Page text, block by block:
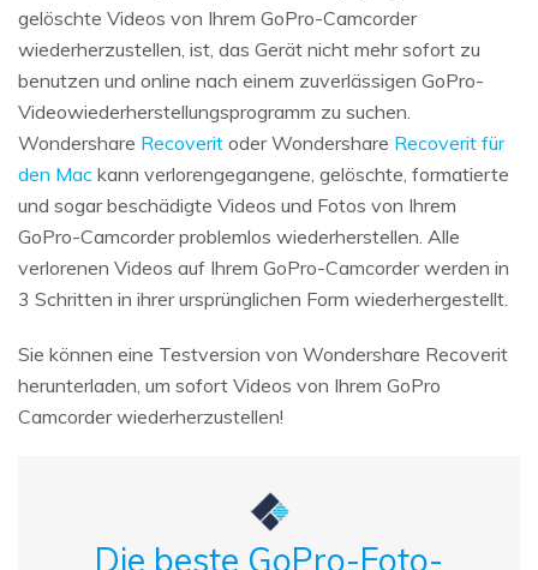
gelöschte Videos von Ihrem GoPro-Camcorder
wiederherzustellen, ist, das Gerät nicht mehr sofort zu
benutzen und online nach einem zuverlässigen GoPro-
Videowiederherstellungsprogramm zu suchen.
Wondershare Recoverit oder Wondershare Recoverit für
den Mac kann verlorengegangene, gelöschte, formatierte
und sogar beschädigte Videos und Fotos von Ihrem
GoPro-Camcorder problemlos wiederherstellen. Alle
verlorenen Videos auf Ihrem GoPro-Camcorder werden in
3 Schritten in ihrer ursprünglichen Form wiederhergestellt.
Sie können eine Testversion von Wondershare Recoverit
herunterladen, um sofort Videos von Ihrem GoPro
Camcorder wiederherzustellen!
Die beste GoPro-Foto-